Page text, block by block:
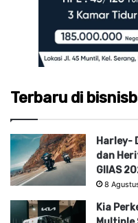
Terbaru di
Harley-
dan
GIIAS
8
Kia